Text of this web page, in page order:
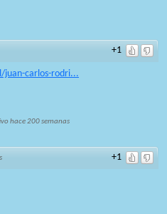
+1
juan-carlos-rodri...
hace 200 semanas
+1